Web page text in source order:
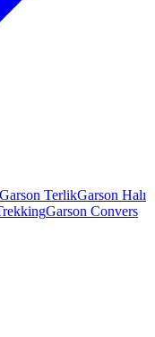
Garson TerlikGarson Halı
Garson Convers